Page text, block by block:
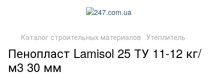
Каталог строительных материалов Утеплитель
Пенопласт Lamisol 25 ТУ 11-12 кг/
м3 30 мм